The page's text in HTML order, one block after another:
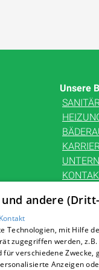
Unsere
andere
Kontakt
Technologien, mit Hilfe
zugegriffen werden,
verschiedene Zwecke,
Anzeigen